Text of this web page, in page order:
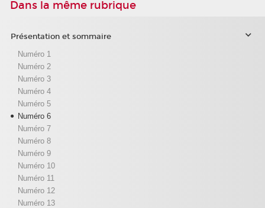
Dans la même rubrique
Présentation et sommaire
Numéro 1
Numéro 2
Numéro 3
Numéro 4
Numéro 5
Numéro 6
Numéro 7
Numéro 8
Numéro 9
Numéro 10
Numéro 11
Numéro 12
Numéro 13